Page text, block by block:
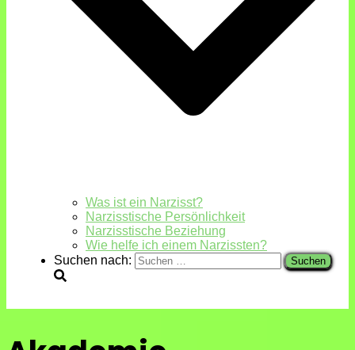
Was ist ein Narzisst?
Narzisstische Persönlichkeit
Narzisstische Beziehung
Wie helfe ich einem Narzissten?
Suchen nach: